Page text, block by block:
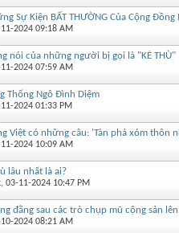
Sự Kiện BẤT THƯỜNG Của Cộng Đồng
2024 09:18 AM
nói của những người bị gọi là "KẺ THÙ"
2024 07:59 AM
Thống Ngô Đình Diệm
2024 01:33 PM
Việt có những câu: 'Tàn phá xóm thôn
2024 10:09 AM
lâu nhất là ai?
, 03-11-2024 10:47 PM
đằng sau các trò chụp mũ cộng sản
2024 08:21 AM